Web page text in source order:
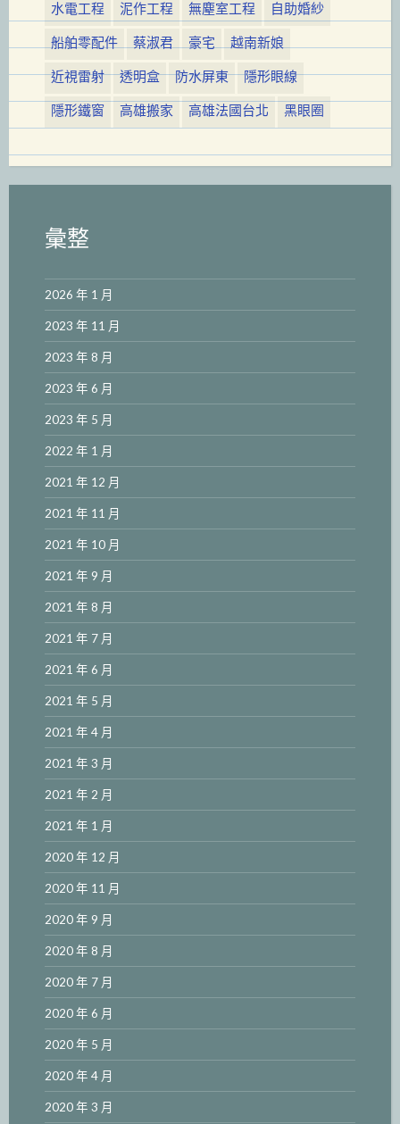
水電工程
泥作工程 無塵室工程
自助婚紗
船舶零配件
蔡淑君 豪宅
越南新娘
近視雷射
透明盒 防水屏東
隱形眼線
隱形鐵窗
高雄搬家 高雄法國台北 黑眼圈
彙整
2026 年 1 月
2023 年 11 月
2023 年 8 月
2023 年 6 月
2023 年 5 月
2022 年 1 月
2021 年 12 月
2021 年 11 月
2021 年 10 月
2021 年 9 月
2021 年 8 月
2021 年 7 月
2021 年 6 月
2021 年 5 月
2021 年 4 月
2021 年 3 月
2021 年 2 月
2021 年 1 月
2020 年 12 月
2020 年 11 月
2020 年 9 月
2020 年 8 月
2020 年 7 月
2020 年 6 月
2020 年 5 月
2020 年 4 月
2020 年 3 月